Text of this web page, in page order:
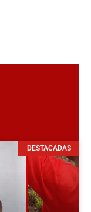
DESTACADAS